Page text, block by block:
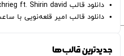
دانلود قالب Gut Genug - kitschrieg ft. Shirin david
دانلود قالب امیر قلعه‌نویی با
جدیدترین قالب‌ها